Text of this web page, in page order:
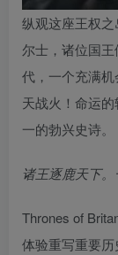
纵观这座王权
尔士，诸位国
代，一个充满
天战火！命运
一的勃兴史诗。
诸王逐鹿天下
Thrones of
体验重写重要